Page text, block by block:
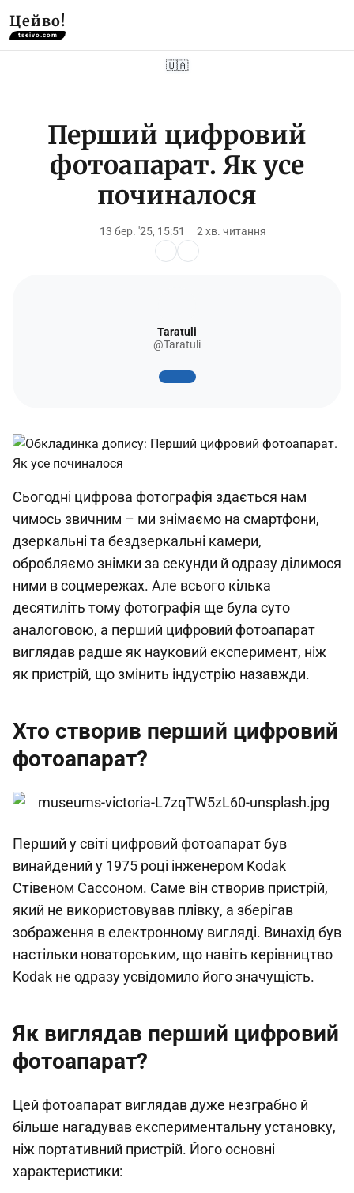
Цейво!
tseivo.com
🇺🇦
Перший цифровий
фотоапарат. Як усе
починалося
13 бер. '25, 15:51 2 хв. читання
Taratuli
@Taratuli
Сьогодні цифрова фотографія здається нам
чимось звичним – ми знімаємо на смартфони,
дзеркальні та бездзеркальні камери,
обробляємо знімки за секунди й одразу ділимося
ними в соцмережах. Але всього кілька
десятиліть тому фотографія ще була суто
аналоговою, а перший цифровий фотоапарат
виглядав радше як науковий експеримент, ніж
як пристрій, що змінить індустрію назавжди.
Хто створив перший цифровий
фотоапарат?
Перший у світі цифровий фотоапарат був
винайдений у 1975 році інженером Kodak
Стівеном Сассоном. Саме він створив пристрій,
який не використовував плівку, а зберігав
зображення в електронному вигляді. Винахід був
настільки новаторським, що навіть керівництво
Kodak не одразу усвідомило його значущість.
Як виглядав перший цифровий
фотоапарат?
Цей фотоапарат виглядав дуже незграбно й
більше нагадував експериментальну установку,
ніж портативний пристрій. Його основні
характеристики: